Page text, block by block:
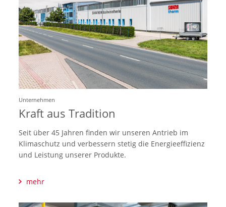
Unternehmen
Kraft aus Tradition
Seit über 45 Jahren finden wir unseren Antrieb im
Klimaschutz und verbessern stetig die Energieeffizienz
und Leistung unserer Produkte.
mehr